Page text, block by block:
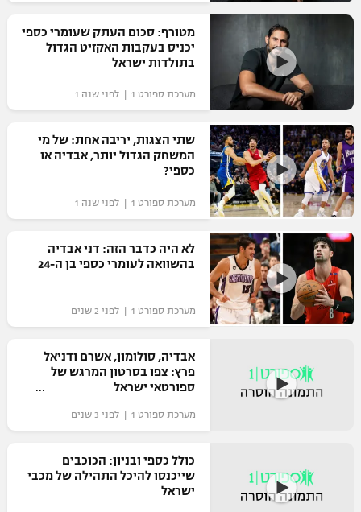
רשיון להקרנה פומבית לבית עסק
הצטרפות לחבילת הערוצים
לוח דרושים – ג'ובנט
תגיות
המגזין
מטורף: סכום העתק שעומרי כספי
יכניס בעקבות האקזיט הגדול
בתולדות ישראל
מערכת ספורט 1 | לפני שנה 1
שתי הצגות, יריבה אחת: של מי
המשחק הגדול יותר, אבדיה או
כספי?
מערכת ספורט 1 | לפני שנה 1
לא היה כדבר הזה: דני אבדיה
בהשוואה לעומרי כספי בן ה-24
מערכת ספורט 1 | לפני 2 שנים
אבדיה, סולומון, אשרם ודניאל
פרץ: צפו בסרטון המרגש של
ספורטאי ישראל
מערכת ספורט 1 | לפני 3 שנים
כולל כספי ובניון: הכוכבים
שייכנסו להיכל התהילה של מכבי
ישראל